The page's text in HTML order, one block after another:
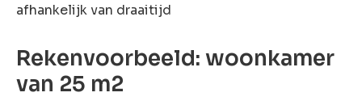
afhankelijk van draaitijd
Rekenvoorbeeld: woonkamer
van 25 m2